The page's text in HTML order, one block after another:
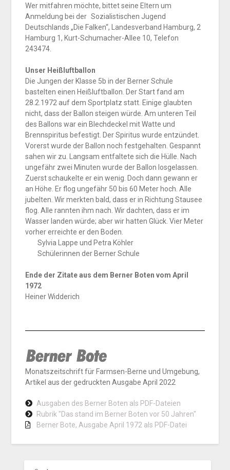
Wer mitfahren möchte, bittet seine Eltern um
Anmeldung bei der Sozialistischen Jugend
Deutschlands „Die Falken“, Landesverband Hamburg, 2
Hamburg 1, Kurt-Schumacher-Allee 10, Telefon
243474.
Unser Heißluftballon
Die Jungen der Klasse 5b in der Berner Schule
bastelten einen Heißluftballon. Der Start fand am
28.2.1972 auf dem Sportplatz statt. Einige glaubten
nicht, dass der Ballon steigen würde. Am unteren Teil
des Ballons war ein Blechdeckel mit Watte und
Brennspiritus befestigt. Der Spiritus wurde entzündet.
Vorerst wurde der Ballon noch festgehalten. Gespannt
sahen wir zu. Langsam entfaltete sich die Hülle. Nach
ungefähr zwei Minuten wurde der Ballon losgelassen.
Zuerst schaukelte er ein wenig. Doch dann gewann er
an Höhe. Er flog ungefähr 50 bis 60 Meter hoch. Alle
jubelten. Wir merkten bald, dass er in Richtung Stausee
flog. Alle rannten ihm nach. Wir dachten, dass er im
Wasser landen würde; aber wir hatten Glück. Vier Meter
vorher erreichte er den Boden.
Sylvia Lappe und Petra Köhler
Schülerinnen der Berner Schule
Ende der Zitate aus dem Berner Boten vom April
1972
Heiner Widderich
Monatszeitschrift für Farmsen-Berne und Umgebung,
Artikel aus der gedruckten Ausgabe April 2022
Ausgaben des Berner Boten als PDF-Dateien
Rubrik "Das stand im Berner Boten vor 50 Jahren"
Berner Bote, Ausgabe April 1972 als PDF-Datei